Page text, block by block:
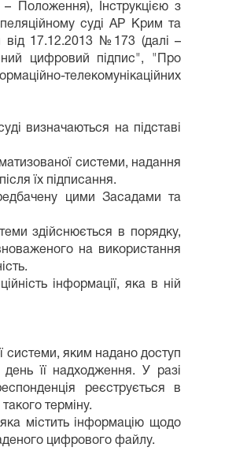
Положення), Інструкцією з
суді АР Крим та
від 17.12.2013 №173 (далі –
цифровий підпис", "Про
телекомунікаційних
визначаються на підставі
системи, надання
їх підписання.
цими Засадами та
здійснюється в порядку,
на використання
інформації, яка в ній
системи, яким надано доступ
день її надходження. У разі
реєструється в
терміну.
містить інформацію щодо
цифрового файлу.